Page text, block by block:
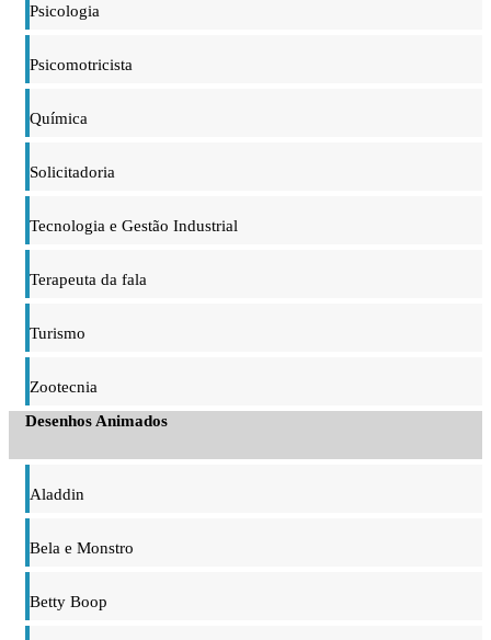
Psicologia
Psicomotricista
Química
Solicitadoria
Tecnologia e Gestão Industrial
Terapeuta da fala
Turismo
Zootecnia
Desenhos Animados
Aladdin
Bela e Monstro
Betty Boop